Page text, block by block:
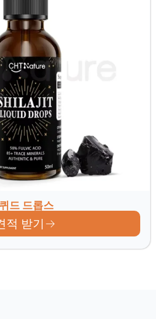
드 드롭스
적 받기